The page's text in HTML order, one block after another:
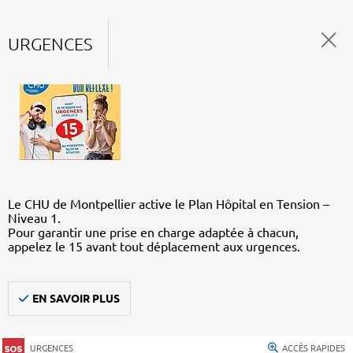
URGENCES
Le CHU de Montpellier active le Plan Hôpital en Tension –
Niveau 1.
Pour garantir une prise en charge adaptée à chacun,
appelez le 15 avant tout déplacement aux urgences.
EN SAVOIR PLUS
URGENCES ACCÈS RAPIDES